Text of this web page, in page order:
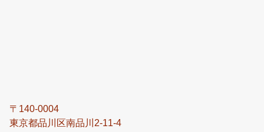
〒140-0004
東京都品川区南品川2-11-4